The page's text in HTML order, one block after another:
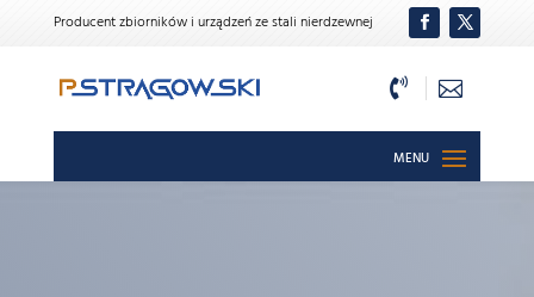
Producent zbiorników i urządzeń ze stali nierdzewnej
 